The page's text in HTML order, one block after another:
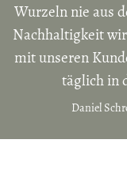
Wurzeln nie aus
Nachhaltigkeit
mit unseren
täglich in
Daniel